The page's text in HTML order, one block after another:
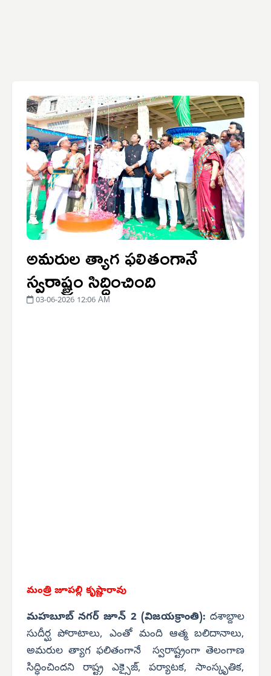
అమరుల త్యాగ ఫలితంగానే
స్వరాష్ట్రం సిద్ధించింది
03-06-2026 12:06 AM
మంత్రి జూపల్లి కృష్ణారావు
మహబూబ్ నగర్ జూన్ 2 (విజయక్రాంతి): దశాబ్దాల
సుదీర్ఘ పోరాటాలు, ఎంతో మంది ఆత్మ బలిదానాలు,
అమరుల త్యాగ ఫలితంగానే స్వరాష్ట్రంగా తెలంగాణ
సిద్ధించిందని రాష్ట్ర ఎక్సైజ్, పర్యాటక, సాంస్కృతిక,